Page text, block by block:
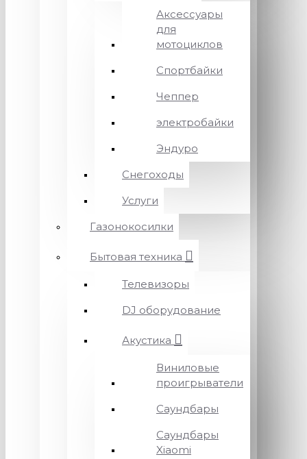
Аксессуары
для
мотоциклов
Спортбайки
Чеппер
электробайки
Эндуро
Снегоходы
Услуги
Газонокосилки
Бытовая техника
Телевизоры
DJ оборудование
Акустика
Виниловые
проигрыватели
Саундбары
Саундбары
Xiaomi